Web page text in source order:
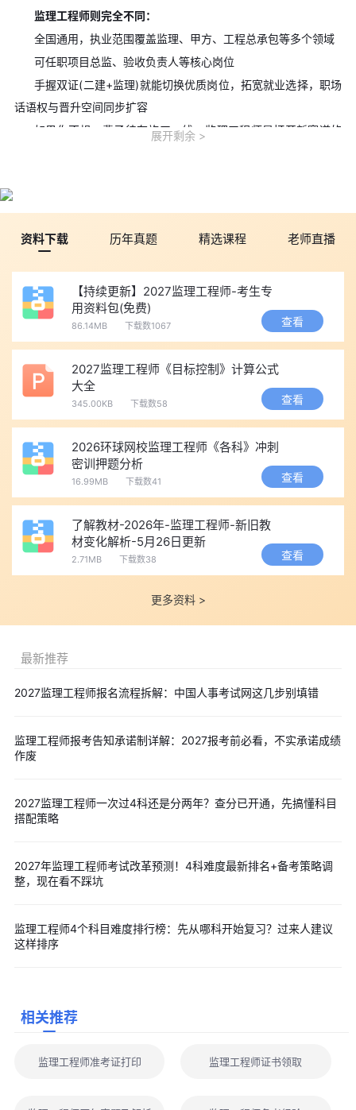
监理工程师则完全不同：
全国通用，执业范围覆盖监理、甲方、工程总承包等多个领域
可任职项目总监、验收负责人等核心岗位
手握双证(二建+监理)就能切换优质岗位，拓宽就业选择，职场
话语权与晋升空间同步扩容
如果你不想一辈子待在施工一线，监理工程师是打开新赛道的
行业现实是：人员流动流失率偏高，合规执业管控日趋严格。
行业波动风险，筑牢长期从业根基。
📌 四、二建考生专属优惠：凭准考证报名，折后再减
活动1：新学员凭二建准考证，报名监理课程折后再减
活动2：老学员凭二建准考证，报名监理指定课程折后再抵超值
额度
⚠️ 限时活动，私聊即可获取你的专属优惠额度。
📌 五、二建考生现在可以做什么?
① 想提前感受监理考试内容? 可先听免费体验课找找感觉：
🎓2027年监理-考点精讲体验课——适合零基础或转考考生快速入
门 🎓2027监理云私塾7.0体验课-7天(合同管理)
点击查询是否符合>>
询
③ 准备2027年备考资料：📚
【免费预约短信提醒】如需在监理成绩查询或领证前收到提
提醒考生，如若报名条件不符成绩无效，详情可点击查询>>监
理工程师报考资格查询
（汇总）
可点击收藏：
📚 相关推荐
📚 刷题提分神器：光看不练怎么行?
使用
2026年）
展开剩余
资料下载 历年真题 精选课程 老师直播
【持续更新】2027监理工程师-考生专
用资料包(免费)
86.14MB 下载数1067 查看
2027监理工程师《目标控制》计算公式
大全
345.00KB 下载数58 查看
2026环球网校监理工程师《各科》冲刺
密训押题分析
16.99MB 下载数41 查看
了解教材-2026年-监理工程师-新旧教
材变化解析-5月26日更新
2.71MB 下载数38 查看
更多资料 >
最新推荐
2027监理工程师报名流程拆解：中国人事考试网这几步别填错
监理工程师报考告知承诺制详解：2027报考前必看，不实承诺成绩
作废
2027监理工程师一次过4科还是分两年？查分已开通，先搞懂科目
搭配策略
2027年监理工程师考试改革预测！4科难度最新排名+备考策略调
整，现在看不踩坑
监理工程师4个科目难度排行榜：先从哪科开始复习？过来人建议
这样排序
相关推荐
监理工程师准考证打印 监理工程师证书领取